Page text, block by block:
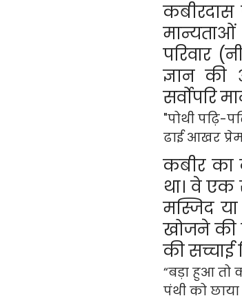
परिवार
ज्ञान की
सर्वोपरि
"पोथी पढ़ि-
ढाई आखर
कबीर का
था। वे एक
मस्जिद
खोजने की
की
“बड़ा हुआ
पंथी को